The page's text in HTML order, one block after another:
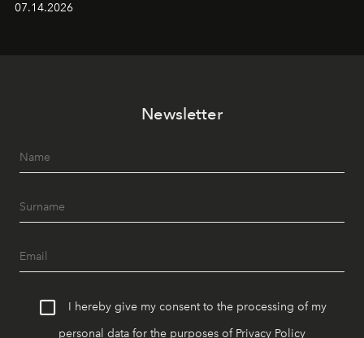
07.14.2026
Newsletter
I hereby give my consent to the processing of my
personal data for the purposes of Privacy Policy